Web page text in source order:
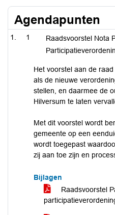
Agendapunten
1
Raadsvoorstel Nota
Het voorstel aan de
als de nieuwe
stellen, en daarmee de
Hilversum te laten
Met dit voorstel wordt
gemeente op een
wordt toegepast
zij aan toe zijn en
Bijlagen
Raadsvoorstel